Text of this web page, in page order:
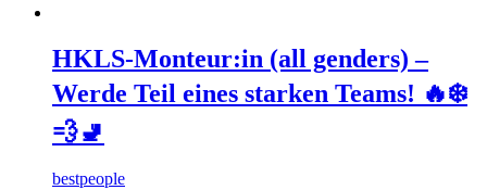
HKLS-Monteur:in (all genders) –
Werde Teil eines starken Teams! 🔥❄️
💨🚽
bestpeople